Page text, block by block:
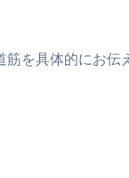
を具体的にお伝